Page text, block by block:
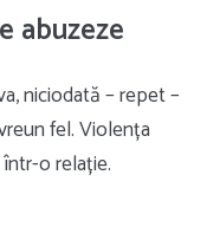
abuzeze
niciodată – repet –
fel. Violența
o relație.